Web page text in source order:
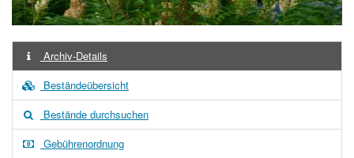
Archiv-Details
Beständeübersicht
Bestände durchsuchen
Gebührenordnung